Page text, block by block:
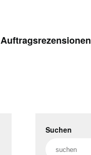
Auftragsrezensionen
Suchen